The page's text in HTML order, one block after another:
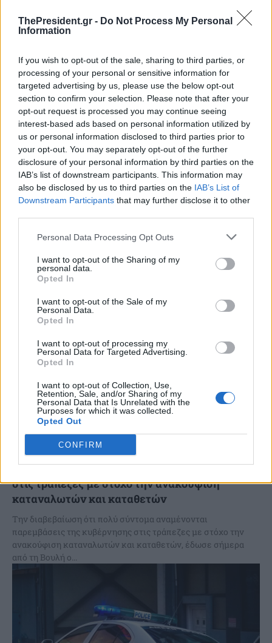
ThePresident.gr - Do Not Process My Personal
Information
If you wish to opt-out of the sale, sharing to third parties, or
processing of your personal or sensitive information for
targeted advertising by us, please use the below opt-out
section to confirm your selection. Please note that after your
opt-out request is processed you may continue seeing
interest-based ads based on personal information utilized by
us or personal information disclosed to third parties prior to
your opt-out. You may separately opt-out of the further
disclosure of your personal information by third parties on the
IAB’s list of downstream participants. This information may
also be disclosed by us to third parties on the IAB’s List of
Downstream Participants that may further disclose it to other
Personal Data Processing Opt Outs
I want to opt-out of the Sharing of my
personal data.
Opted In
I want to opt-out of the Sale of my
Personal Data.
Opted In
I want to opt-out of processing my
Personal Data for Targeted Advertising.
Opted In
I want to opt-out of Collection, Use,
Retention, Sale, and/or Sharing of my
Personal Data that Is Unrelated with the
Purposes for which it was collected.
Opted Out
CONFIRM
Eξιχνιάσθηκε διάρρηξη με τη μέθοδο του
«ριφιφί» σε υποκατάστημα τράπεζας στην
Κηφισιά το 2008
Εξιχνιάσθηκε από το Τμήμα Εγκλημάτων κατά Ιδιοκτησίας
της Διεύθυνσης Αντιμετώπισης Οργανωμένου Εγκλήματος,
υπόθεση διάρρηξης, με τη μέθοδο του «ριφιφί», που είχε
γίνει το Πάσχα...
Κ.Μητσοτάκης: Πολύ σύντομα οι παρεμβάσεις
στις τράπεζες με στόχο την ανακούφιση
καταναλωτών και καταθετών
Την διαβεβαίωση ότι πολύ σύντομα αναμένονται
παρεμβάσεις της κυβέρνησης στις τράπεζες με στόχο την
ανακούφιση καταναλωτών και καταθετών, έδωσε σήμερα
από τη Βουλή ο...